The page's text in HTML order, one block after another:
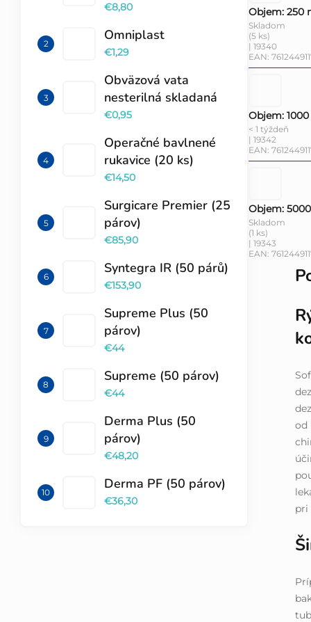
€8,80
Omniplast
€1,29
Obväzová vata
nesterilná skladaná
€0,95
Operačné bavlnené
rukavice (20 ks)
€14,50
Surgicare Premier (25
párov)
€85,90
Syntegra IR (50 párů)
€153,90
Supreme Plus (50
párov)
€44
Supreme (50 párov)
€44
Derma Plus (50
párov)
€48,20
Derma PF (50 párov)
€36,30
Objem: 250
Skladom
(5 ks)
| 19340
EAN:
Objem:
< 1 týždeň
| 19342
EAN:
Objem:
Skladom
(1 ks)
| 19343
EAN:
od
pri